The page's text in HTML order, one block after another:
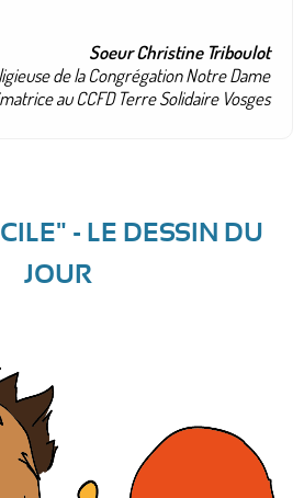
Soeur Christine Triboulot
de la Congrégation Notre Dame
au CCFD Terre Solidaire Vosges
- LE DESSIN DU
JOUR